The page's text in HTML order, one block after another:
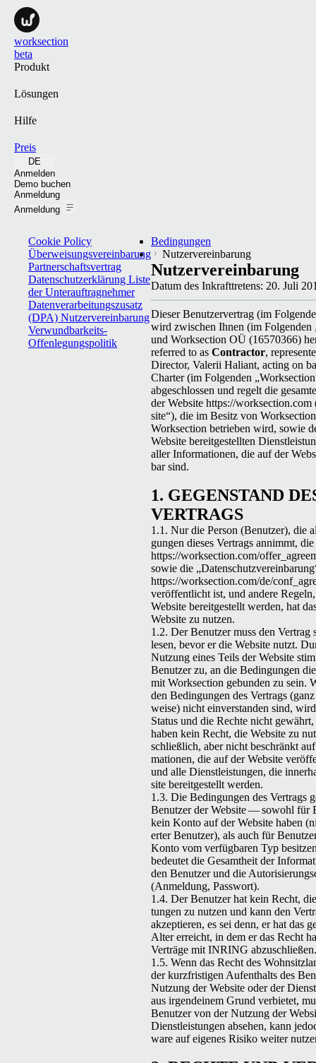
worksection
beta
Produkt
Lösungen
Hilfe
Preis
DE
Anmelden
Demo buchen
Anmeldung
Anmeldung
Cookie Policy
Überweisungsvereinbarung
Partnerschaftsvertrag
Datenschutzerklärung Liste
der Unterauftragnehmer
Datenverarbeitungszusatz
(DPA) Nutzervereinbarung
Verwundbarkeits-
Offenlegungspolitik
Bedingungen
Nutzervereinbarung
Nutzervereinbarung
Datum des Inkrafttretens: 20. Juli
Dieser Benutzerver­trag (im
wird zwis­chen Ihnen (im Fol­gen­den
und Worksection OÜ (16570366)
referred to as Contractor,
Director, Valerii Haliant, acting on
Charter (im Fol­gen­den „
abgeschlossen und regelt die
der Web­site https://
site“), die im Besitz von
Work­sec­tion betrieben wird, sowie
Web­site bere­it­gestell­ten
aller Infor­ma­tio­nen, die auf der
bar sind.
1. GEGEN­STAND
VERTRAGS
1.1. Nur die Per­son (Benutzer), die
gun­gen dieses Ver­trags annimmt,
https://worksection.com/
sowie die „
https://worksection.com/de/
veröf­fentlicht ist, und andere
Web­site bere­it­gestellt wer­den, hat
Web­site zu nutzen.
1.2. Der Benutzer muss den Ver­trag
lesen, bevor er die Web­site nutzt.
Nutzung eines Teils der Web­site
Benutzer zu, an die Bedin­gun­gen
mit Work­sec­tion gebun­den zu sein.
den Bedin­gun­gen des Ver­trags
weise) nicht ein­ver­standen sind,
Sta­tus und die Rechte nicht
haben kein Recht, die Web­site zu
schließlich, aber nicht beschränkt
ma­tio­nen, die auf der Web­site
und alle Dien­stleis­tun­gen, die
site bere­it­gestellt werden.
1.3. Die Bedin­gun­gen des Ver­trags
Benutzer der Web­site — sowohl für
kein Kon­to auf der Web­site haben
ert­er Benutzer), als auch für
Kon­to vom ver­füg­baren Typ
bedeutet die Gesamtheit der
den Benutzer und die
(Anmel­dung, Passwort).
1.4. Der Benutzer hat kein Recht,
tun­gen zu nutzen und kann den
akzep­tieren, es sei denn, er hat das
Alter erre­icht, in dem er das Recht
Verträge mit INRING abzuschließen.
1.5. Wenn das Recht des
der kurzfristi­gen Aufen­thalts des
Nutzung der Web­site oder der
aus irgen­deinem Grund ver­bi­etet,
Benutzer von der Nutzung der
Dien­stleis­tun­gen abse­hen, kann
ware auf eigenes Risiko weit­er